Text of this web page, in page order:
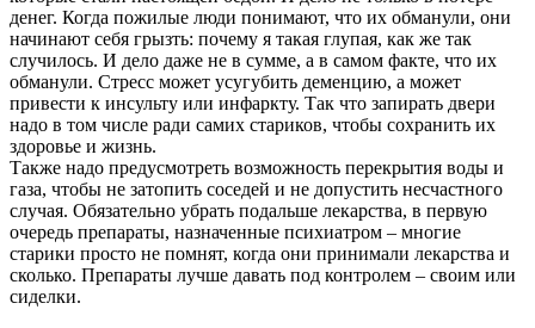
денег. Когда пожилые люди понимают, что их обманули, они
начинают себя грызть: почему я такая глупая, как же так
случилось. И дело даже не в сумме, а в самом факте, что их
обманули. Стресс может усугубить деменцию, а может
привести к инсульту или инфаркту. Так что запирать двери
надо в том числе ради самих стариков, чтобы сохранить их
здоровье и жизнь.
Также надо предусмотреть возможность перекрытия воды и
газа, чтобы не затопить соседей и не допустить несчастного
случая. Обязательно убрать подальше лекарства, в первую
очередь препараты, назначенные психиатром – многие
старики просто не помнят, когда они принимали лекарства и
сколько. Препараты лучше давать под контролем – своим или
сиделки.